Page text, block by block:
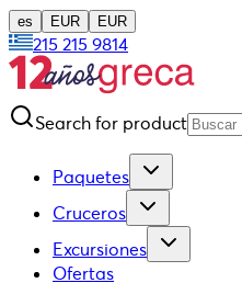
es EUR EUR
215 215 9814
Search for product
Paquetes
Cruceros
Excursiones
Ofertas